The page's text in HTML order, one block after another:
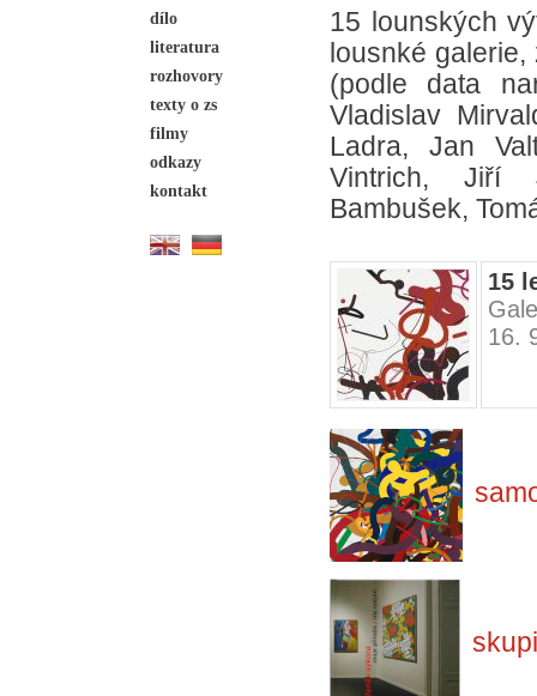
dílo
literatura
rozhovory
texty o zs
filmy
odkazy
kontakt
15 lounských
lousnké
(podle data
Vladislav
Ladra, Jan
Vintrich, Jiří
Bambušek,
15
16.